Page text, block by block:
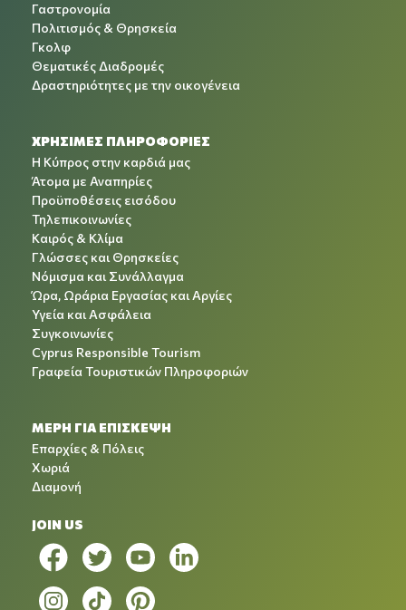
Γαστρονομία
Πολιτισμός & Θρησκεία
Γκολφ
Θεματικές Διαδρομές
Δραστηριότητες με την οικογένεια
ΧΡΉΣΙΜΕΣ ΠΛΗΡΟΦΟΡΊΕΣ
Η Κύπρος στην καρδιά μας
Άτομα με Αναπηρίες
Προϋποθέσεις εισόδου
Τηλεπικοινωνίες
Καιρός & Κλίμα
Γλώσσες και Θρησκείες
Νόμισμα και Συνάλλαγμα
Ώρα, Ωράρια Εργασίας και Αργίες
Υγεία και Ασφάλεια
Συγκοινωνίες
Cyprus Responsible Tourism
Γραφεία Τουριστικών Πληροφοριών
ΜΕΡΗ ΓΙΑ ΕΠΙΣΚΕΨΗ
Επαρχίες & Πόλεις
Χωριά
Διαμονή
JOIN US